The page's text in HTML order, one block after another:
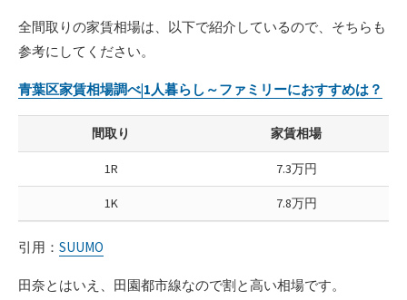
全間取りの家賃相場は、以下で紹介しているので、そちらも
参考にしてください。
青葉区家賃相場調べ|1人暮らし～ファミリーにおすすめは？
間取り 家賃相場
1R 7.3万円
1K 7.8万円
引用： SUUMO
田奈とはいえ、田園都市線なので割と高い相場です。